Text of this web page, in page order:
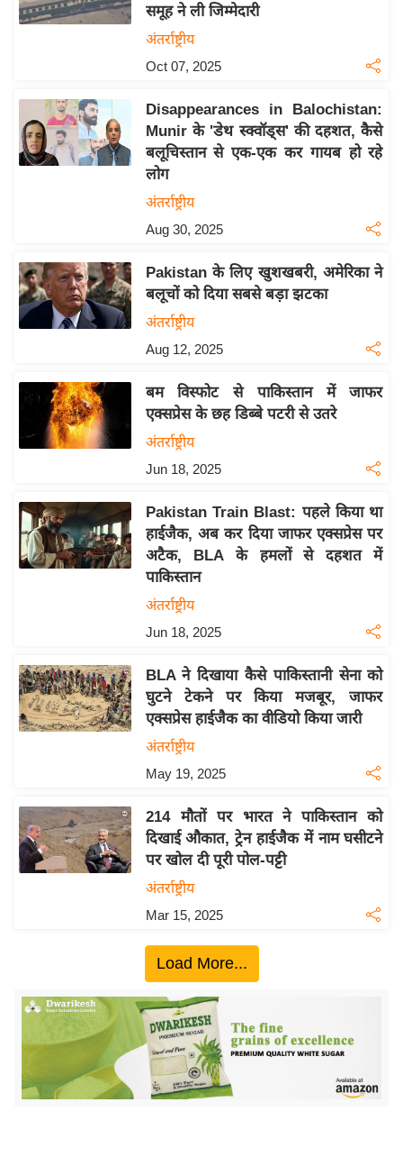
ज
के
ट
2
0
2
6
इ
म
ई
प
र
मि
मि
सा
ल
त
यं
ग
त्य
ज
त
समूह ने ली जिम्मेदारी
अंतर्राष्ट्रीय
Oct 07, 2025
Disappearances in Balochistan:
Munir के 'डेथ स्क्वॉड्स' की दहशत, कैसे
बलूचिस्तान से एक-एक कर गायब हो रहे
लोग
अंतर्राष्ट्रीय
Aug 30, 2025
Pakistan के लिए खुशखबरी, अमेरिका ने
बलूचों को दिया सबसे बड़ा झटका
अंतर्राष्ट्रीय
Aug 12, 2025
बम विस्फोट से पाकिस्तान में जाफर
एक्सप्रेस के छह डिब्बे पटरी से उतरे
अंतर्राष्ट्रीय
Jun 18, 2025
Pakistan Train Blast: पहले किया था
हाईजैक, अब कर दिया जाफर एक्सप्रेस पर
अटैक, BLA के हमलों से दहशत में
पाकिस्तान
अंतर्राष्ट्रीय
Jun 18, 2025
BLA ने दिखाया कैसे पाकिस्तानी सेना को
घुटने टेकने पर किया मजबूर, जाफर
एक्सप्रेस हाईजैक का वीडियो किया जारी
अंतर्राष्ट्रीय
May 19, 2025
214 मौतों पर भारत ने पाकिस्तान को
दिखाई औकात, ट्रेन हाईजैक में नाम घसीटने
पर खोल दी पूरी पोल-पट्टी
अंतर्राष्ट्रीय
Mar 15, 2025
Load More...